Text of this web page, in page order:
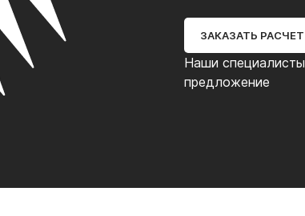
Наши
предложение
ЗАКАЗАТЬ РАСЧЕТ